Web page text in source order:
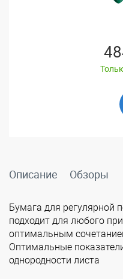
Описание Обзоры
Бумага для регулярной
подходит для любого
оптимальным
Оптимальные
однородности листа